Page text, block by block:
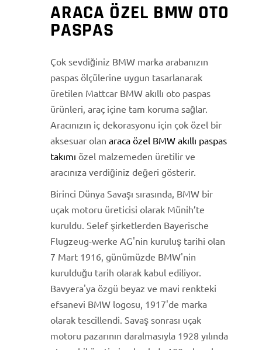
ARACA ÖZEL BMW OTO
PASPAS
Çok sevdiğiniz BMW marka arabanızın
paspas ölçülerine uygun tasarlanarak
üretilen Mattcar BMW akıllı oto paspas
ürünleri, araç içine tam koruma sağlar.
Aracınızın iç dekorasyonu için çok özel bir
aksesuar olan araca özel BMW akıllı paspas
takımı özel malzemeden üretilir ve
aracınıza verdiğiniz değeri gösterir.
Birinci Dünya Savaşı sırasında, BMW bir
uçak motoru üreticisi olarak Münih’te
kuruldu. Selef şirketlerden Bayerische
Flugzeug-werke AG'nin kuruluş tarihi olan
7 Mart 1916, günümüzde BMW'nin
kurulduğu tarih olarak kabul ediliyor.
Bavyera'ya özgü beyaz ve mavi renkteki
efsanevi BMW logosu, 1917'de marka
olarak tescillendi. Savaş sonrası uçak
motoru pazarının daralmasıyla 1928 yılında